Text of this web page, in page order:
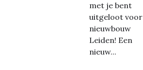
met je bent
uitgeloot voor
nieuwbouw
Leiden! Een
nieuw...